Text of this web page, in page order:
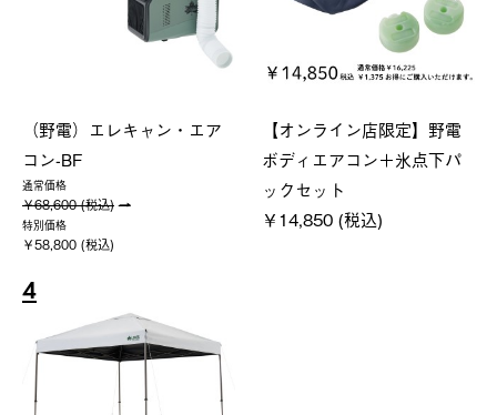
（野電）エレキャン・エア
コン-BF
通常価格
￥68,600 (税込)
特別価格
￥58,800 (税込)
【オンライン店限定】野電
ボディエアコン＋氷点下パ
ックセット
￥14,850 (税込)
4